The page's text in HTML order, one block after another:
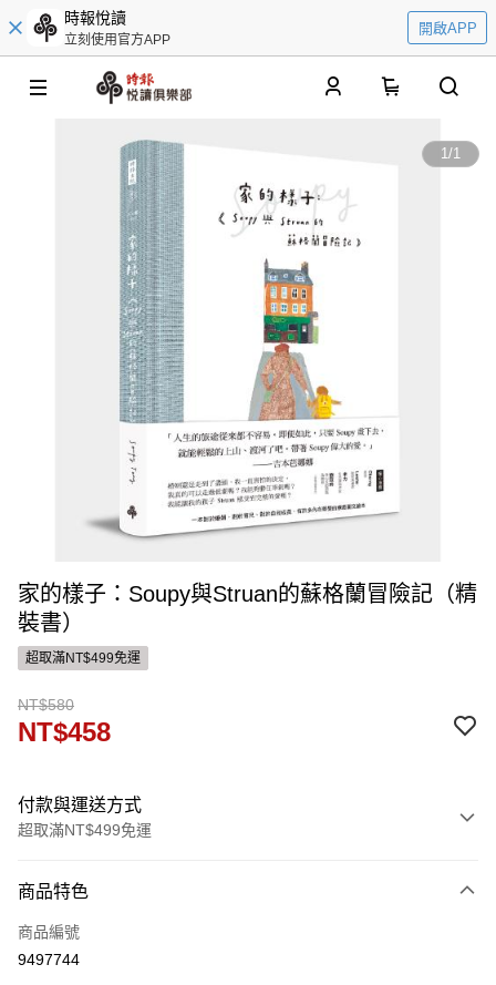
時報悅讀
立刻使用官方APP
開啟APP
1/1
家的樣子：Soupy與Struan的蘇格蘭冒險記（精
裝書）
超取滿NT$499免運
NT$580
NT$458
付款與運送方式
超取滿NT$499免運
信用卡一次付款
ATM付款
商品特色
商品編號
9497744